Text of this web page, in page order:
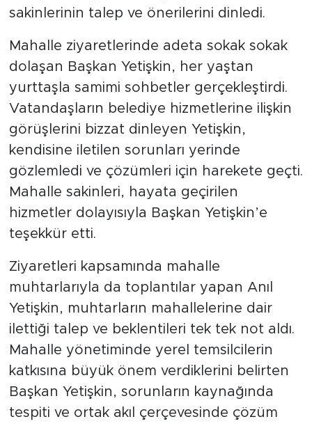
sakinlerinin talep ve önerilerini dinledi.
Mahalle ziyaretlerinde adeta sokak sokak
dolaşan Başkan Yetişkin, her yaştan
yurttaşla samimi sohbetler gerçekleştirdi.
Vatandaşların belediye hizmetlerine ilişkin
görüşlerini bizzat dinleyen Yetişkin,
kendisine iletilen sorunları yerinde
gözlemledi ve çözümleri için harekete geçti.
Mahalle sakinleri, hayata geçirilen
hizmetler dolayısıyla Başkan Yetişkin’e
teşekkür etti.
Ziyaretleri kapsamında mahalle
muhtarlarıyla da toplantılar yapan Anıl
Yetişkin, muhtarların mahallelerine dair
ilettiği talep ve beklentileri tek tek not aldı.
Mahalle yönetiminde yerel temsilcilerin
katkısına büyük önem verdiklerini belirten
Başkan Yetişkin, sorunların kaynağında
tespiti ve ortak akıl çerçevesinde çözüm